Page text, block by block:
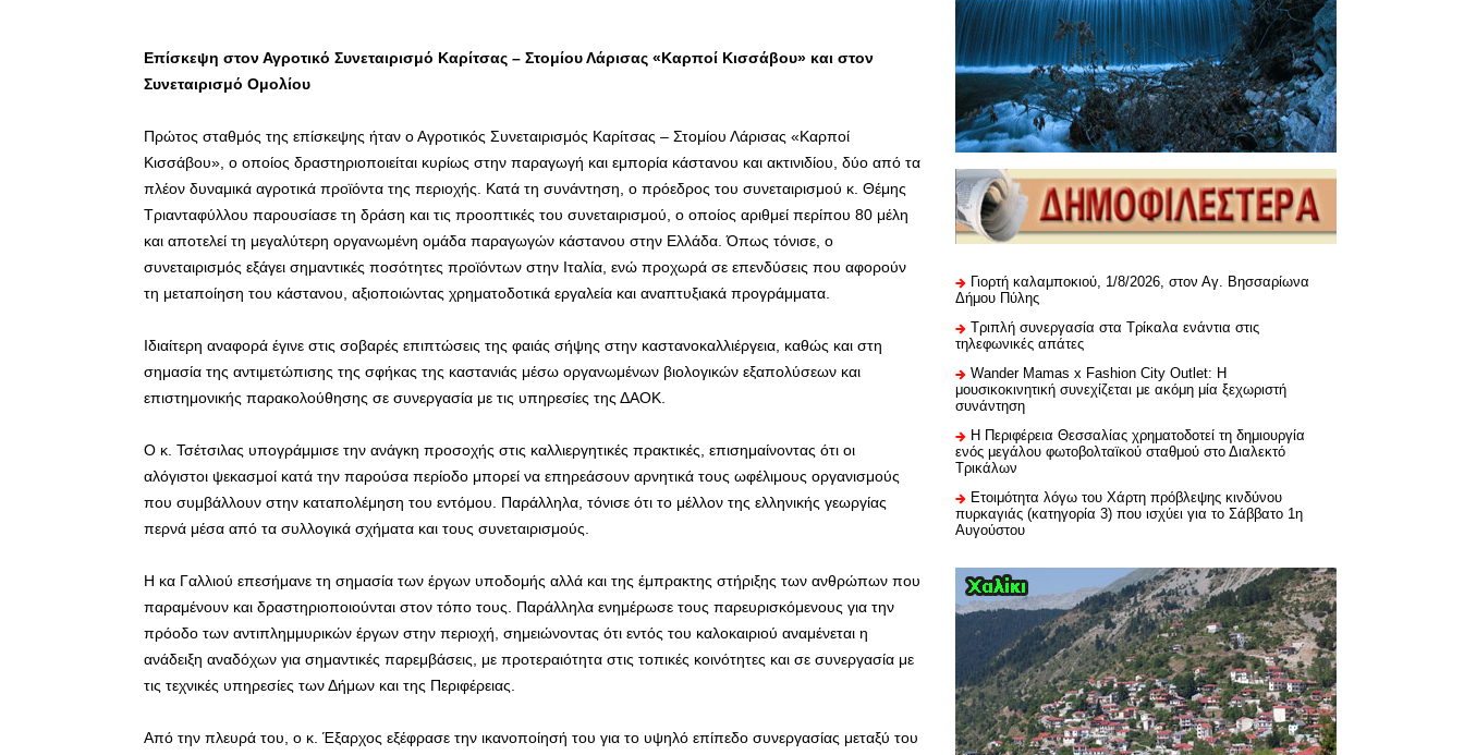
Επίσκεψη στον Αγροτικό Συνεταιρισμό Καρίτσας – Στομίου Λάρισας «Καρποί Κισσάβου» και στον
Συνεταιρισμό Ομολίου
Πρώτος σταθμός της επίσκεψης ήταν ο Αγροτικός Συνεταιρισμός Καρίτσας – Στομίου Λάρισας «Καρποί
Κισσάβου», ο οποίος δραστηριοποιείται κυρίως στην παραγωγή και εμπορία κάστανου και ακτινιδίου, δύο από τα
πλέον δυναμικά αγροτικά προϊόντα της περιοχής. Κατά τη συνάντηση, ο πρόεδρος του συνεταιρισμού κ. Θέμης
Τριανταφύλλου παρουσίασε τη δράση και τις προοπτικές του συνεταιρισμού, ο οποίος αριθμεί περίπου 80 μέλη
και αποτελεί τη μεγαλύτερη οργανωμένη ομάδα παραγωγών κάστανου στην Ελλάδα. Όπως τόνισε, ο
συνεταιρισμός εξάγει σημαντικές ποσότητες προϊόντων στην Ιταλία, ενώ προχωρά σε επενδύσεις που αφορούν
τη μεταποίηση του κάστανου, αξιοποιώντας χρηματοδοτικά εργαλεία και αναπτυξιακά προγράμματα.
Ιδιαίτερη αναφορά έγινε στις σοβαρές επιπτώσεις της φαιάς σήψης στην καστανοκαλλιέργεια, καθώς και στη
σημασία της αντιμετώπισης της σφήκας της καστανιάς μέσω οργανωμένων βιολογικών εξαπολύσεων και
επιστημονικής παρακολούθησης σε συνεργασία με τις υπηρεσίες της ΔΑΟΚ.
Ο κ. Τσέτσιλας υπογράμμισε την ανάγκη προσοχής στις καλλιεργητικές πρακτικές, επισημαίνοντας ότι οι
αλόγιστοι ψεκασμοί κατά την παρούσα περίοδο μπορεί να επηρεάσουν αρνητικά τους ωφέλιμους οργανισμούς
που συμβάλλουν στην καταπολέμηση του εντόμου. Παράλληλα, τόνισε ότι το μέλλον της ελληνικής γεωργίας
περνά μέσα από τα συλλογικά σχήματα και τους συνεταιρισμούς.
Η κα Γαλλιού επεσήμανε τη σημασία των έργων υποδομής αλλά και της έμπρακτης στήριξης των ανθρώπων που
παραμένουν και δραστηριοποιούνται στον τόπο τους. Παράλληλα ενημέρωσε τους παρευρισκόμενους για την
πρόοδο των αντιπλημμυρικών έργων στην περιοχή, σημειώνοντας ότι εντός του καλοκαιριού αναμένεται η
ανάδειξη αναδόχων για σημαντικές παρεμβάσεις, με προτεραιότητα στις τοπικές κοινότητες και σε συνεργασία με
τις τεχνικές υπηρεσίες των Δήμων και της Περιφέρειας.
Από την πλευρά του, ο κ. Έξαρχος εξέφρασε την ικανοποίησή του για το υψηλό επίπεδο συνεργασίας μεταξύ του
Γιορτή καλαμποκιού, 1/8/2026, στον Αγ. Βησσαρίωνα
Δήμου Πύλης
Τριπλή συνεργασία στα Τρίκαλα ενάντια στις
τηλεφωνικές απάτες
Wander Mamas x Fashion City Outlet: Η
μουσικοκινητική συνεχίζεται με ακόμη μία ξεχωριστή
συνάντηση
H Περιφέρεια Θεσσαλίας χρηματοδοτεί τη δημιουργία
ενός μεγάλου φωτοβολταϊκού σταθμού στο Διαλεκτό
Τρικάλων
Ετοιμότητα λόγω του Χάρτη πρόβλεψης κινδύνου
πυρκαγιάς (κατηγορία 3) που ισχύει για το Σάββατο 1η
Αυγούστου